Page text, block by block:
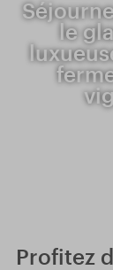
le
Profitez